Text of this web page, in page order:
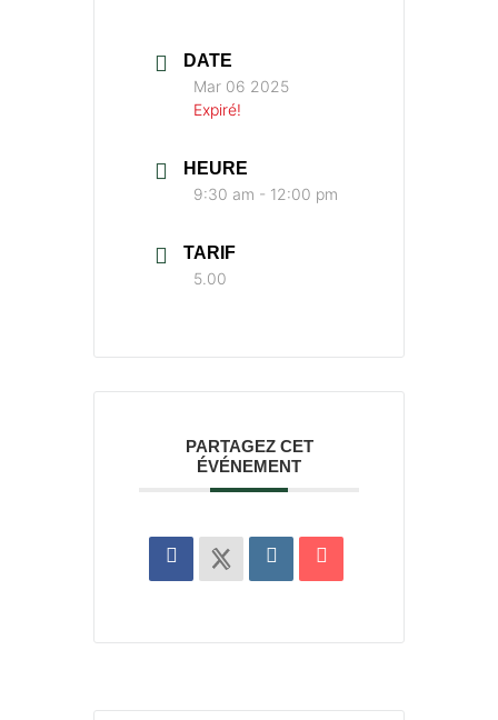
DATE
Mar 06 2025
Expiré!
HEURE
9:30 am - 12:00 pm
TARIF
5.00
PARTAGEZ CET
ÉVÉNEMENT